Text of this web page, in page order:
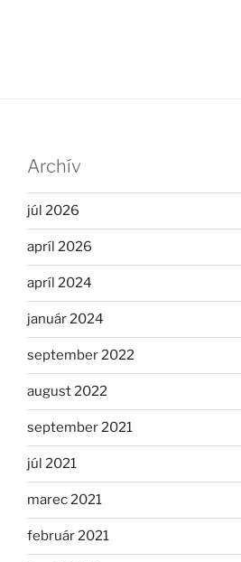
Archív
júl 2026
apríl 2026
apríl 2024
január 2024
september 2022
august 2022
september 2021
júl 2021
marec 2021
február 2021